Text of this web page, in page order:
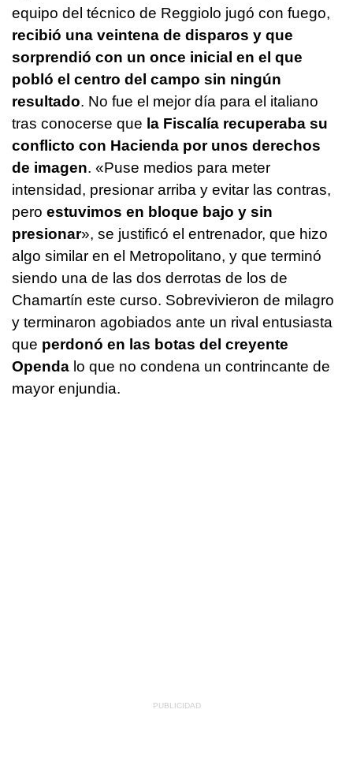
equipo del técnico de Reggiolo jugó con fuego,
recibió una veintena de disparos y que
sorprendió con un once inicial en el que
pobló el centro del campo sin ningún
resultado. No fue el mejor día para el italiano
tras conocerse que la Fiscalía recuperaba su
conflicto con Hacienda por unos derechos
de imagen. «Puse medios para meter
intensidad, presionar arriba y evitar las contras,
pero estuvimos en bloque bajo y sin
presionar», se justificó el entrenador, que hizo
algo similar en el Metropolitano, y que terminó
siendo una de las dos derrotas de los de
Chamartín este curso. Sobrevivieron de milagro
y terminaron agobiados ante un rival entusiasta
que perdonó en las botas del creyente
Openda lo que no condena un contrincante de
mayor enjundia.